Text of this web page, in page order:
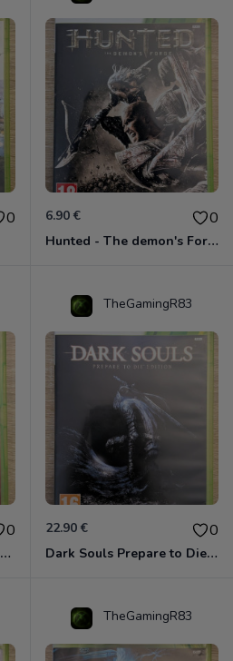
0 6.90 € 0
Hunted - The demon's Forge Xbox 360 (Complet CIB)
0
HITMAN ABSOLUTION XBOX 360
TheGamingR83
22.90 € 0
Dark Souls Prepare to Die Edition XBOX 360
TheGamingR83